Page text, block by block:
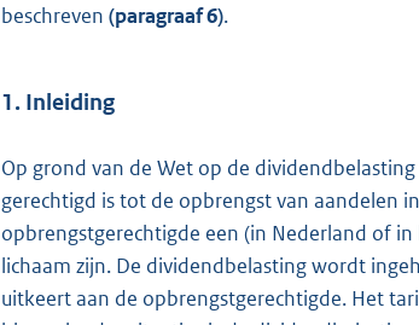
beschreven (paragraaf 6).
1. Inleiding
Op grond van de Wet op de
gerechtigd is tot de opbrengst van aandelen
opbrengstgerechtigde een (in Nederland of
lichaam zijn. De dividendbelasting wordt
uitkeert aan de opbrengstgerechtigde. Het